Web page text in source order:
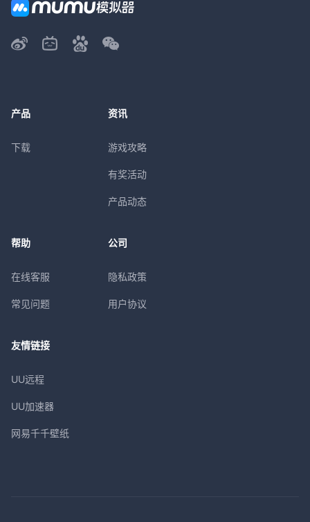
产品
下载
资讯
游戏攻略
有奖活动
产品动态
帮助
在线客服
常见问题
公司
隐私政策
用户协议
友情链接
UU远程
UU加速器
网易千千壁纸